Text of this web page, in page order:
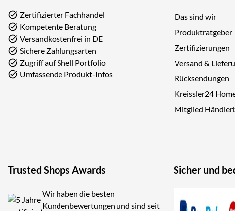
Zertifizierter Fachhandel
Kompetente Beratung
Versandkostenfrei in DE
Sichere Zahlungsarten
Zugriff auf Shell Portfolio
Umfassende Produkt-Infos
Das sind wir
Produktratgeber
Zertifizierungen
Versand &
Rücksendungen
Kreissler24
Mitglied
Trusted Shops Awards
Wir haben die besten
Kundenbewertungen und sind seit
Sicher und